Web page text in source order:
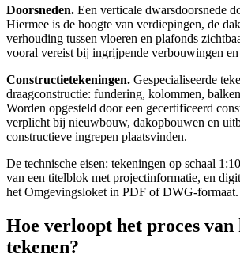
Doorsneden. Een verticale dwarsdoorsnede
Hiermee is de hoogte van verdiepingen, de
verhouding tussen vloeren en plafonds
vooral vereist bij ingrijpende verbouwingen
Constructietekeningen. Gespecialiseerde
draagconstructie: fundering, kolommen,
Worden opgesteld door een gecertificeerd
verplicht bij nieuwbouw, dakopbouwen en
constructieve ingrepen plaatsvinden.
De technische eisen: tekeningen op schaal
van een titelblok met projectinformatie, en
het Omgevingsloket in PDF of DWG-formaat.
Hoe verloopt het proces van
tekenen?